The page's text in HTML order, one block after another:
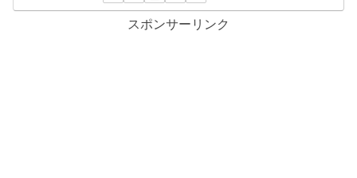
スポンサーリンク